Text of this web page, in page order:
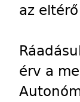
az
érv a